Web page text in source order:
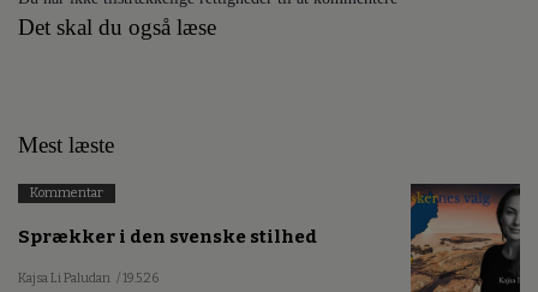
Det skal du også læse
Mest læste
Kommentar
Sprækker i den svenske stilhed
Kajsa Li Paludan / 19.5.26